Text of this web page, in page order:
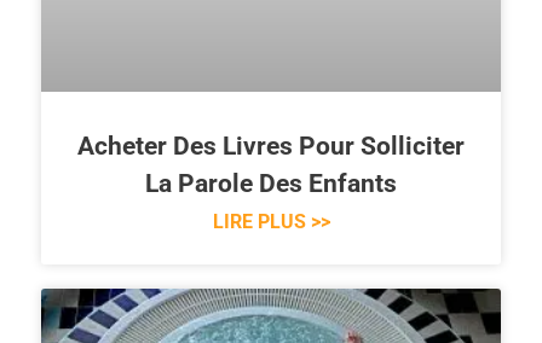
Acheter Des Livres Pour Solliciter
La Parole Des Enfants
LIRE PLUS >>